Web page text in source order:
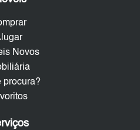
Novos
procura?